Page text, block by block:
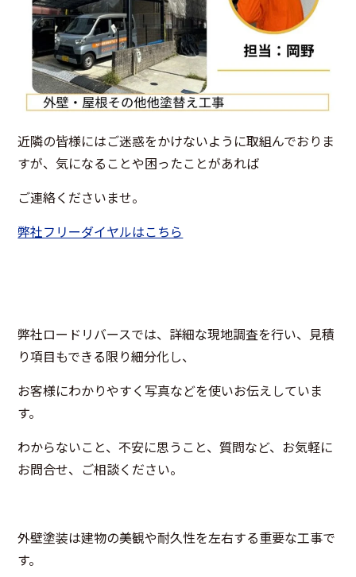
近隣の皆様にはご迷惑をかけないように取組んでおりま
すが、気になることや困ったことがあれば
ご連絡くださいませ。
弊社フリーダイヤルはこちら
弊社ロードリバースでは、詳細な現地調査を行い、見積
り項目もできる限り細分化し、
お客様にわかりやすく写真などを使いお伝えしていま
す。
わからないこと、不安に思うこと、質問など、お気軽に
お問合せ、ご相談ください。
外壁塗装は建物の美観や耐久性を左右する重要な工事で
す。